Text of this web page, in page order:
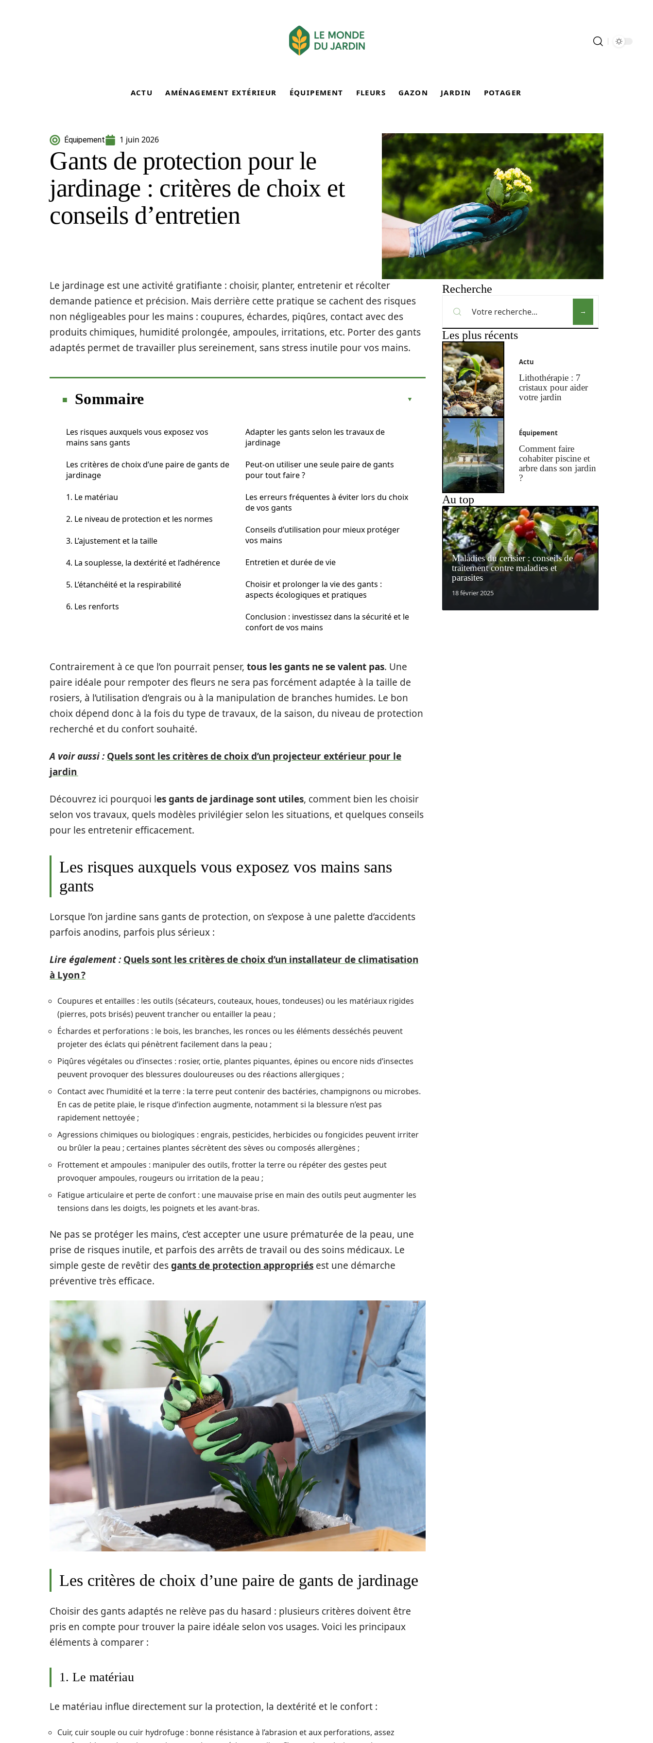
ACTU AMÉNAGEMENT EXTÉRIEUR ÉQUIPEMENT FLEURS GAZON JARDIN POTAGER
Équipement 1 juin 2026
Gants de protection pour le
jardinage : critères de choix et
conseils d’entretien
Le jardinage est une activité gratifiante : choisir, planter, entretenir et récolter
demande patience et précision. Mais derrière cette pratique se cachent des risques
non négligeables pour les mains : coupures, échardes, piqûres, contact avec des
produits chimiques, humidité prolongée, ampoules, irritations, etc. Porter des gants
adaptés permet de travailler plus sereinement, sans stress inutile pour vos mains.
Sommaire
Les risques auxquels vous exposez vos
mains sans gants
Les critères de choix d’une paire de gants de
jardinage
1. Le matériau
2. Le niveau de protection et les normes
3. L’ajustement et la taille
4. La souplesse, la dextérité et l’adhérence
5. L’étanchéité et la respirabilité
6. Les renforts
Adapter les gants selon les travaux de
jardinage
Peut-on utiliser une seule paire de gants
pour tout faire ?
Les erreurs fréquentes à éviter lors du choix
de vos gants
Conseils d’utilisation pour mieux protéger
vos mains
Entretien et durée de vie
Choisir et prolonger la vie des gants :
aspects écologiques et pratiques
Conclusion : investissez dans la sécurité et le
confort de vos mains
Contrairement à ce que l’on pourrait penser, tous les gants ne se valent pas. Une
paire idéale pour rempoter des fleurs ne sera pas forcément adaptée à la taille de
rosiers, à l’utilisation d’engrais ou à la manipulation de branches humides. Le bon
choix dépend donc à la fois du type de travaux, de la saison, du niveau de protection
recherché et du confort souhaité.
A voir aussi : Quels sont les critères de choix d’un projecteur extérieur pour le
jardin
Découvrez ici pourquoi les gants de jardinage sont utiles, comment bien les choisir
selon vos travaux, quels modèles privilégier selon les situations, et quelques conseils
pour les entretenir efficacement.
Les risques auxquels vous exposez vos mains sans
gants
Lorsque l’on jardine sans gants de protection, on s’expose à une palette d’accidents
parfois anodins, parfois plus sérieux :
Lire également : Quels sont les critères de choix d’un installateur de climatisation
à Lyon ?
Coupures et entailles : les outils (sécateurs, couteaux, houes, tondeuses) ou les matériaux rigides
(pierres, pots brisés) peuvent trancher ou entailler la peau ;
Échardes et perforations : le bois, les branches, les ronces ou les éléments desséchés peuvent
projeter des éclats qui pénètrent facilement dans la peau ;
Piqûres végétales ou d’insectes : rosier, ortie, plantes piquantes, épines ou encore nids d’insectes
peuvent provoquer des blessures douloureuses ou des réactions allergiques ;
Contact avec l’humidité et la terre : la terre peut contenir des bactéries, champignons ou microbes.
En cas de petite plaie, le risque d’infection augmente, notamment si la blessure n’est pas
rapidement nettoyée ;
Agressions chimiques ou biologiques : engrais, pesticides, herbicides ou fongicides peuvent irriter
ou brûler la peau ; certaines plantes sécrètent des sèves ou composés allergènes ;
Frottement et ampoules : manipuler des outils, frotter la terre ou répéter des gestes peut
provoquer ampoules, rougeurs ou irritation de la peau ;
Fatigue articulaire et perte de confort : une mauvaise prise en main des outils peut augmenter les
tensions dans les doigts, les poignets et les avant-bras.
Ne pas se protéger les mains, c’est accepter une usure prématurée de la peau, une
prise de risques inutile, et parfois des arrêts de travail ou des soins médicaux. Le
simple geste de revêtir desgants de protection appropriés est une démarche
préventive très efficace.
Les critères de choix d’une paire de gants de jardinage
Choisir des gants adaptés ne relève pas du hasard : plusieurs critères doivent être
pris en compte pour trouver la paire idéale selon vos usages. Voici les principaux
éléments à comparer :
1. Le matériau
Le matériau influe directement sur la protection, la dextérité et le confort :
Cuir, cuir souple ou cuir hydrofuge : bonne résistance à l’abrasion et aux perforations, assez
Recherche
Les plus récents
Actu
Lithothérapie : 7
cristaux pour aider
votre jardin
Équipement
Comment faire
cohabiter piscine et
arbre dans son jardin
?
Au top
Maladies du cerisier : conseils de
traitement contre maladies et
parasites
18 février 2025